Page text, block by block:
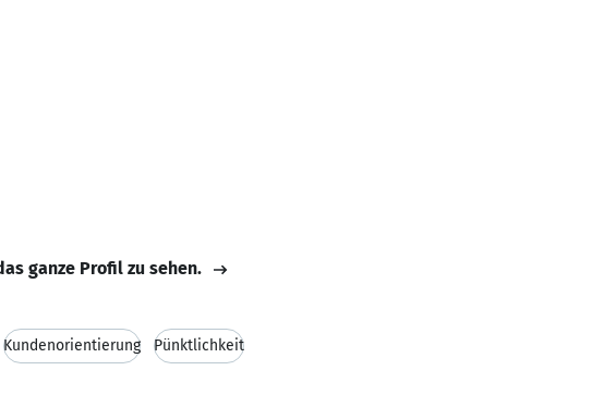
ganze Profil zu sehen.
Kundenorientierung Pünktlichkeit